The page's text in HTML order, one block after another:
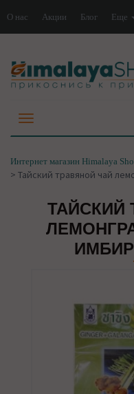
О нас Акции Блог Еще
Интернет магазин Himalaya
> Тайский травяной чай
ТАЙСКИЙ